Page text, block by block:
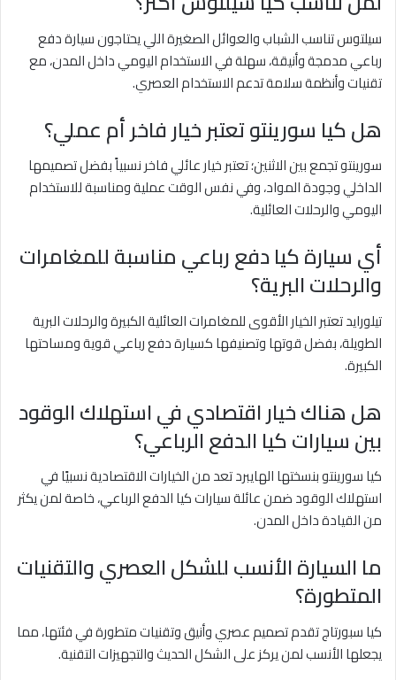
سيلتوس تناسب الشباب والعوائل الصغيرة اللي يحتاجون سيارة دفع
رباعي مدمجة وأنيقة، سهلة في الاستخدام اليومي داخل المدن، مع
تقنيات وأنظمة سلامة تدعم الاستخدام العصري.
هل كيا سورينتو تعتبر خيار فاخر أم عملي؟
سورينتو تجمع بين الاثنين؛ تعتبر خيار عائلي فاخر نسبياً بفضل تصميمها
الداخلي وجودة المواد، وفي نفس الوقت عملية ومناسبة للاستخدام
اليومي والرحلات العائلية.
أي سيارة كيا دفع رباعي مناسبة للمغامرات
والرحلات البرية؟
تيلورايد تعتبر الخيار الأقوى للمغامرات العائلية الكبيرة والرحلات البرية
الطويلة، بفضل قوتها وتصنيفها كسيارة دفع رباعي قوية ومساحتها
الكبيرة.
هل هناك خيار اقتصادي في استهلاك الوقود
بين سيارات كيا الدفع الرباعي؟
كيا سورينتو بنسختها الهايبرد تعد من الخيارات الاقتصادية نسبيًا في
استهلاك الوقود ضمن عائلة سيارات كيا الدفع الرباعي، خاصة لمن يكثر
من القيادة داخل المدن.
ما السيارة الأنسب للشكل العصري والتقنيات
المتطورة؟
كيا سبورتاج تقدم تصميم عصري وأنيق وتقنيات متطورة في فئتها، مما
يجعلها الأنسب لمن يركز على الشكل الحديث والتجهيزات التقنية.